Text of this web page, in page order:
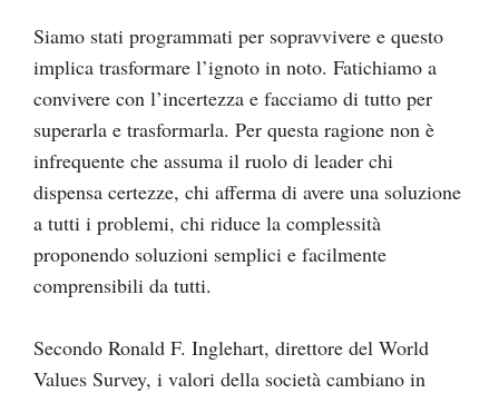
Siamo stati programmati per sopravvivere e questo
implica trasformare l’ignoto in noto. Fatichiamo a
convivere con l’incertezza e facciamo di tutto per
superarla e trasformarla. Per questa ragione non è
infrequente che assuma il ruolo di leader chi
dispensa certezze, chi afferma di avere una soluzione
a tutti i problemi, chi riduce la complessità
proponendo soluzioni semplici e facilmente
comprensibili da tutti.
Secondo Ronald F. Inglehart, direttore del World
Values Survey, i valori della società cambiano in